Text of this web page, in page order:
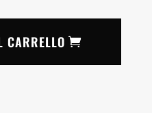
CARRELLO